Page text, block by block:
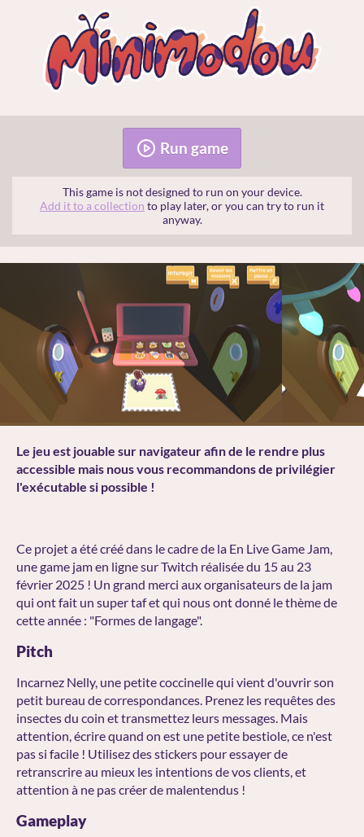
Run game
This game is not designed to run on your device.
Add it to a collection to play later, or you can try to run it
anyway.
Le jeu est jouable sur navigateur afin de le rendre plus
accessible mais nous vous recommandons de privilégier
l'exécutable si possible !
Ce projet a été créé dans le cadre de la En Live Game Jam,
une game jam en ligne sur Twitch réalisée du 15 au 23
février 2025 ! Un grand merci aux organisateurs de la jam
qui ont fait un super taf et qui nous ont donné le thème de
cette année : "Formes de langage".
Pitch
Incarnez Nelly, une petite coccinelle qui vient d'ouvrir son
petit bureau de correspondances. Prenez les requêtes des
insectes du coin et transmettez leurs messages. Mais
attention, écrire quand on est une petite bestiole, ce n'est
pas si facile ! Utilisez des stickers pour essayer de
retranscrire au mieux les intentions de vos clients, et
attention à ne pas créer de malentendus !
Gameplay